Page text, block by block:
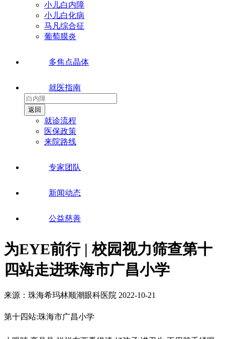
小儿白内障
小儿白化病
马凡综合征
葡萄膜炎
多焦点晶体
就医指南
就诊流程
医保政策
来院路线
专家团队
新闻动态
公益慈善
为EYE前行 | 校园视力筛查第十
四站走进珠海市广昌小学
来源：珠海希玛林顺潮眼科医院 2022-10-21
第十四站:珠海市广昌小学